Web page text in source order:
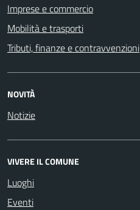
Imprese e commercio
Mobilità e trasporti
Tributi, finanze e contravvenzioni
NOVITÀ
Notizie
VIVERE IL COMUNE
Luoghi
Eventi